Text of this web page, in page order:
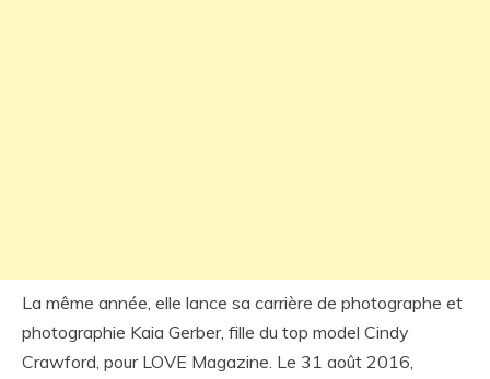
La même année, elle lance sa carrière de photographe et
photographie Kaia Gerber, fille du top model Cindy
Crawford, pour LOVE Magazine. Le 31 août 2016,